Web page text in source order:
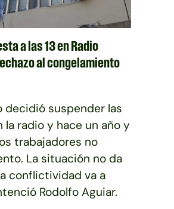
a las 13 en Radio
al congelamiento
decidió suspender las
la radio y hace un año y
trabajadores no
La situación no da
conflictividad va a
Rodolfo Aguiar.